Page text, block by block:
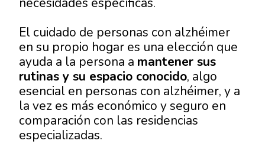
El cuidado de personas con alzhéimer
en su propio hogar es una elección que
ayuda a la persona a mantener sus
rutinas y su espacio conocido, algo
esencial en personas con alzhéimer, y a
la vez es más económico y seguro en
comparación con las residencias
especializadas.